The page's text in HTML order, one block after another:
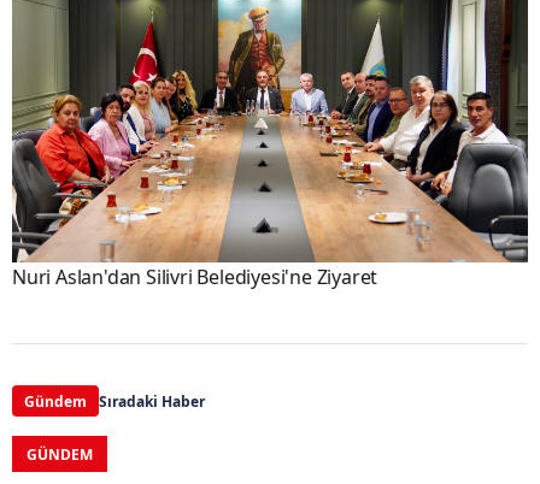
Nuri Aslan'dan Silivri Belediyesi'ne Ziyaret
Gündem Sıradaki Haber
GÜNDEM